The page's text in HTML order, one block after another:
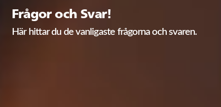
Frågor och Svar!
Här hittar du de vanligaste frågorna och svaren.